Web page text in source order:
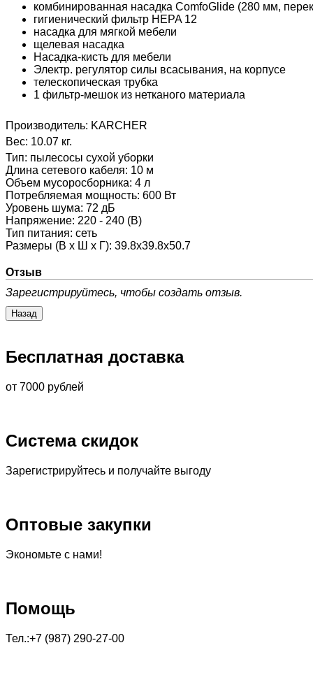
комбинированная насадка ComfoGlide (280 мм,
гигиенический фильтр HEPA 12
насадка для мягкой мебели
щелевая насадка
Насадка-кисть для мебели
Электр. регулятор силы всасывания, на корпусе
телескопическая трубка
1 фильтр-мешок из нетканого материала
Производитель: KARCHER
Вес: 10.07 кг.
Тип: пылесосы сухой уборки
Длина сетевого кабеля: 10 м
Объем мусоросборника: 4 л
Потребляемая мощность: 600 Вт
Уровень шума: 72 дБ
Напряжение: 220 - 240 (В)
Тип питания: сеть
Размеры (В х Ш х Г): 39.8x39.8x50.7
Отзыв
Зарегистрируйтесь, чтобы создать отзыв.
Бесплатная доставка
от 7000 рублей
Система скидок
Зарегистрируйтесь и получайте выгоду
Оптовые закупки
Экономьте с нами!
Помощь
Тел.:+7 (987) 290-27-00